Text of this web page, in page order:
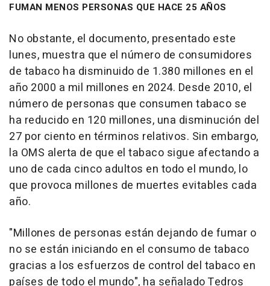
FUMAN MENOS PERSONAS QUE HACE 25 AÑOS
No obstante, el documento, presentado este
lunes, muestra que el número de consumidores
de tabaco ha disminuido de 1.380 millones en el
año 2000 a mil millones en 2024. Desde 2010, el
número de personas que consumen tabaco se
ha reducido en 120 millones, una disminución del
27 por ciento en términos relativos. Sin embargo,
la OMS alerta de que el tabaco sigue afectando a
uno de cada cinco adultos en todo el mundo, lo
que provoca millones de muertes evitables cada
año.
"Millones de personas están dejando de fumar o
no se están iniciando en el consumo de tabaco
gracias a los esfuerzos de control del tabaco en
países de todo el mundo", ha señalado Tedros